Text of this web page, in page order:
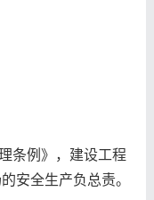
条例》，建设工程
安全生产负总责。